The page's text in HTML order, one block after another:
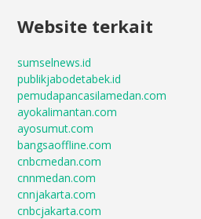
Website terkait
sumselnews.id
publikjabodetabek.id
pemudapancasilamedan.com
ayokalimantan.com
ayosumut.com
bangsaoffline.com
cnbcmedan.com
cnnmedan.com
cnnjakarta.com
cnbcjakarta.com